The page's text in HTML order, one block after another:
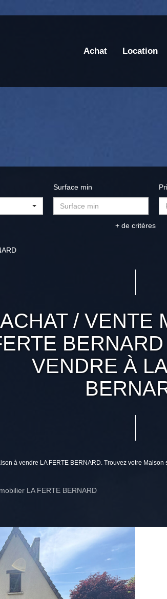
Achat Location
Surface min
+ de critères
ACHAT / VENTE
VENDRE À
à vendre LA FERTE BERNARD. Trouvez votre
LA FERTE BERNARD